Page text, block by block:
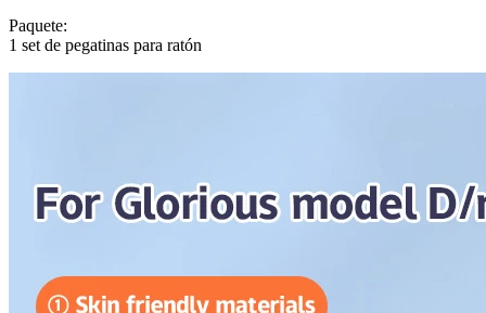
Paquete:
1 set de pegatinas para ratón